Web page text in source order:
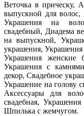
Веточка в прическу,
выпускной для
Украшения на
свадебный, Диадема
на выпускной,
украшения, Украшения
Украшения женские
Украшения с
декор, Свадебное
Украшение на голову
Аксессуары для
свадебная,
Шпилька с жемчугом.